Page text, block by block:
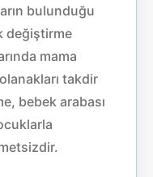
bulunduğu
değiştirme
mama
takdir
bebek arabası